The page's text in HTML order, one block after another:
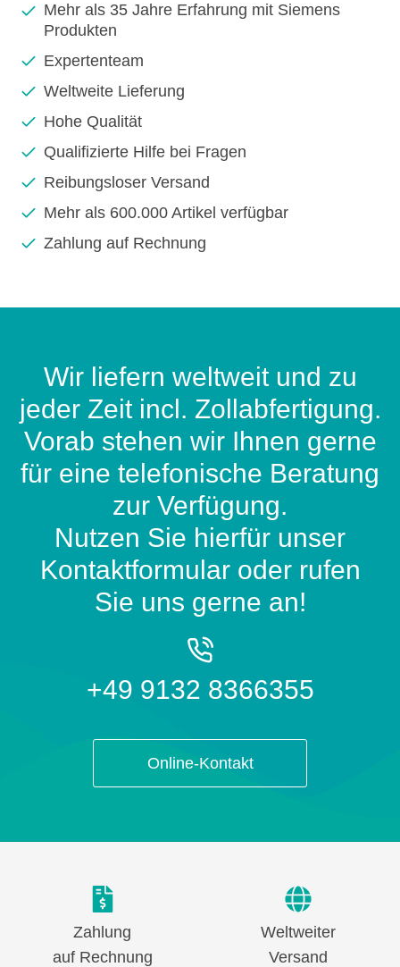
Mehr als 35 Jahre Erfahrung mit Siemens
Produkten
Expertenteam
Weltweite Lieferung
Hohe Qualität
Qualifizierte Hilfe bei Fragen
Reibungsloser Versand
Mehr als 600.000 Artikel verfügbar
Zahlung auf Rechnung
Wir liefern weltweit und zu
jeder Zeit incl. Zollabfertigung.
Vorab stehen wir Ihnen gerne
für eine telefonische Beratung
zur Verfügung.
Nutzen Sie hierfür unser
Kontaktformular oder rufen
Sie uns gerne an!
+49 9132 8366355
Online-Kontakt
Zahlung
auf Rechnung
Weltweiter
Versand